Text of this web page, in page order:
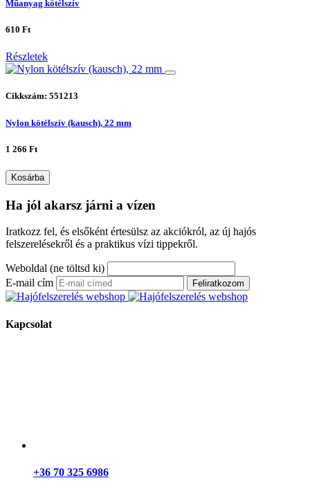
Műanyag kötélszív
610 Ft
Részletek
Cikkszám: 551213
Nylon kötélszív (kausch), 22 mm
1 266 Ft
Kosárba
Ha jól akarsz járni a vízen
Iratkozz fel, és elsőként értesülsz az akciókról, az új hajós
felszerelésekről és a praktikus vízi tippekről.
Weboldal (ne töltsd ki)
E-mail cím
Feliratkozom
Kapcsolat
+36 70 325 6986